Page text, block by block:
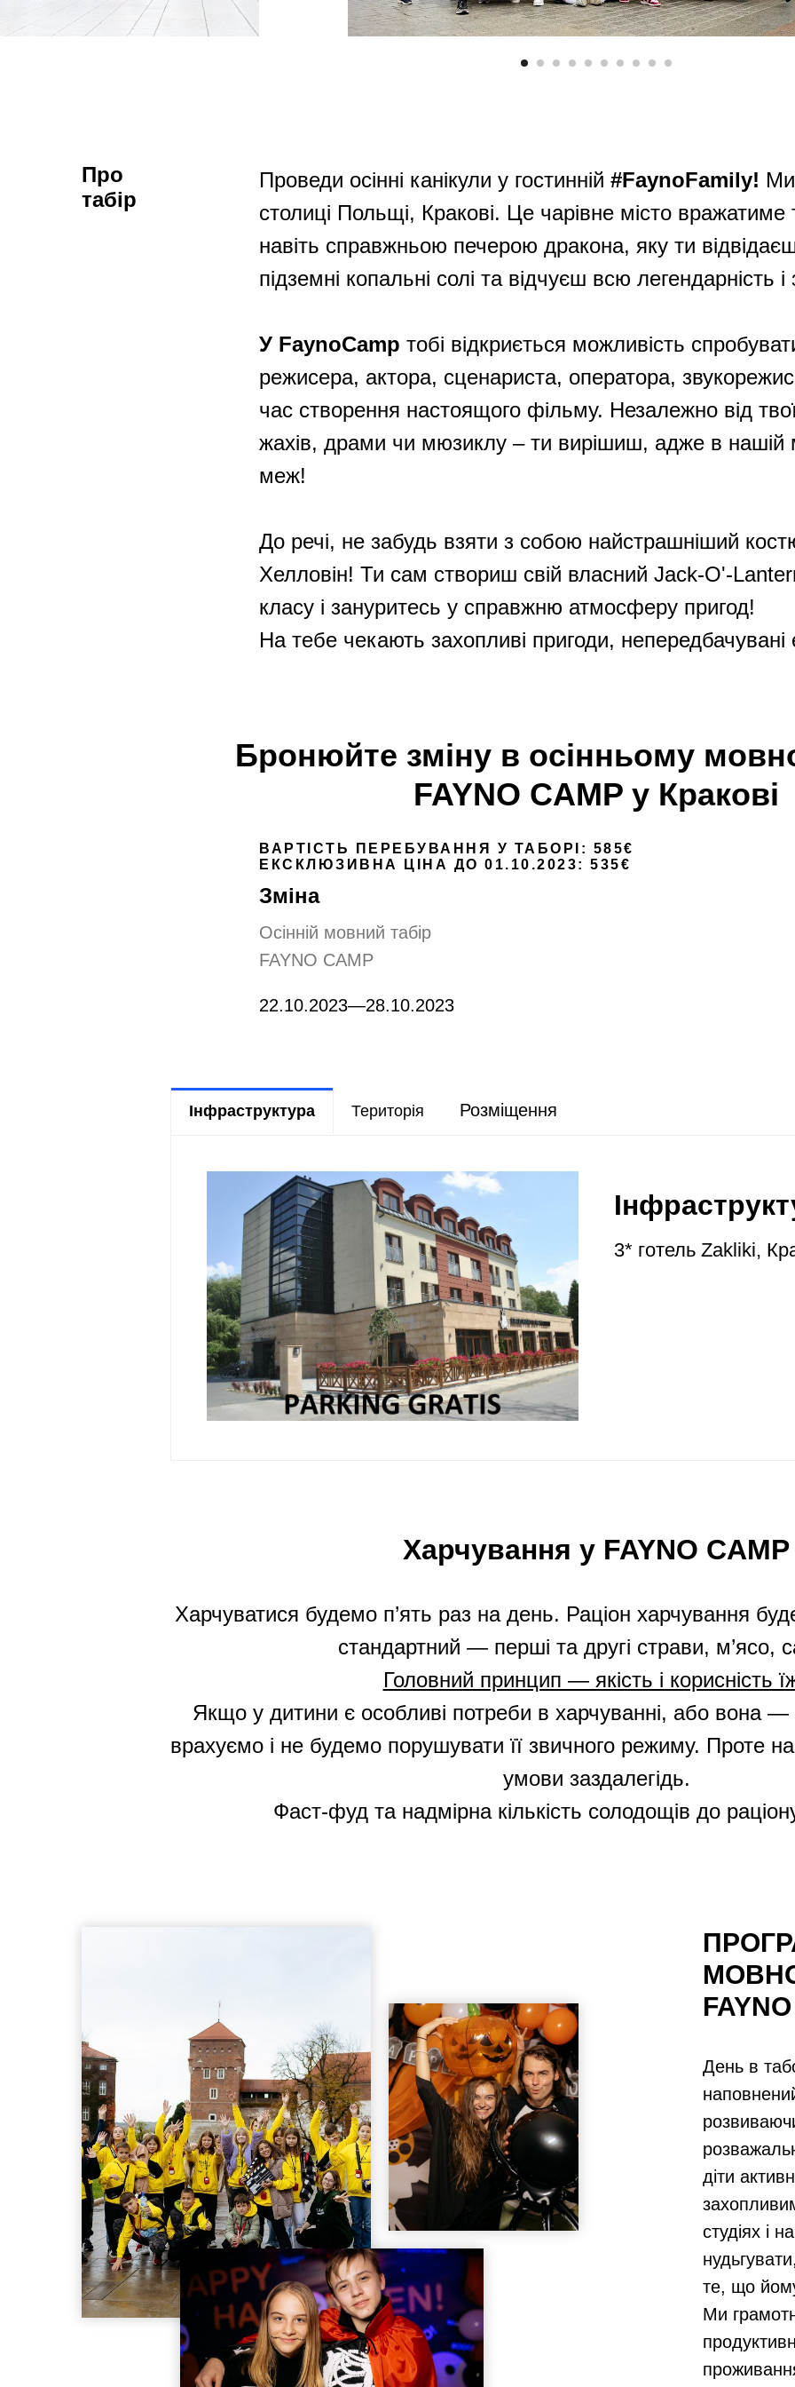
Про
табір
Проведи осінні канікули у гостинній #FaynoFamily! Ми
столиці Польщі, Кракові. Це чарівне місто
навіть справжньою печерою дракона, яку ти
підземні копальні солі та відчуєш всю легендарність
У FaynoCamp тобі відкриється можливість
режисера, актора, сценариста, оператора,
час створення настоящого фільму. Незалежно від
жахів, драми чи мюзиклу – ти вирішиш, адже в нашій
меж!
До речі, не забудь взяти з собою найстрашніший
Хелловін! Ти сам створиш свій власний Jack-O'-
класу і зануритесь у справжню атмосферу пригод!
На тебе чекають захопливі пригоди, непередбачувані
Бронюйте зміну в осінньому
FAYNO CAMP у Кракові
ВАРТІСТЬ ПЕРЕБУВАННЯ У ТАБОРІ: 585€
ЕКСКЛЮЗИВНА ЦІНА ДО 01.10.2023: 535€
Зміна
Осінній мовний табір
FAYNO CAMP
22.10.2023—28.10.2023
Інфраструктура Територія Розміщення
3* готель Zakliki,
Харчування у FAYNO CAMP
Харчуватися будемо п’ять раз на день. Раціон харчування
стандартний — перші та другі страви, м’ясо,
Головний принцип — якість і корисність
Якщо у дитини є особливі потреби в харчуванні, або вона —
врахуємо і не будемо порушувати її звичного режиму. Проте
умови заздалегідь.
Фаст-фуд та надмірна кількість солодощів до
День в
діти
студіях і
те, що
Ми